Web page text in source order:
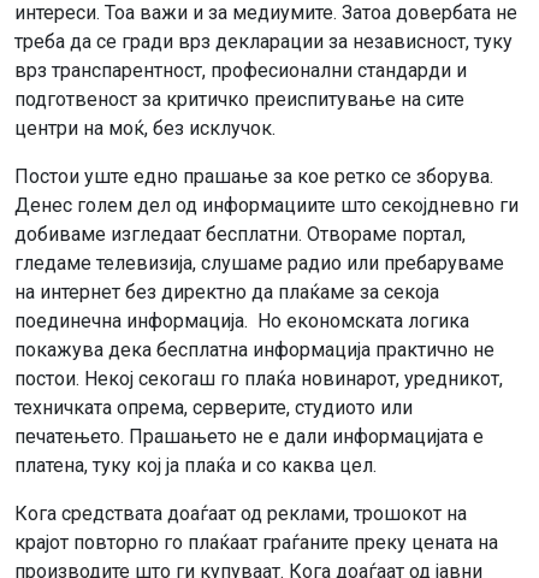
интереси. Тоа важи и за медиумите. Затоа довербата не
треба да се гради врз декларации за независност, туку
врз транспарентност, професионални стандарди и
подготвеност за критичко преиспитување на сите
центри на моќ, без исклучок.
Постои уште едно прашање за кое ретко се зборува.
Денес голем дел од информациите што секојдневно ги
добиваме изгледаат бесплатни. Отвораме портал,
гледаме телевизија, слушаме радио или пребаруваме
на интернет без директно да плаќаме за секоја
поединечна информација. Но економската логика
покажува дека бесплатна информација практично не
постои. Некој секогаш го плаќа новинарот, уредникот,
техничката опрема, серверите, студиото или
печатењето. Прашањето не е дали информацијата е
платена, туку кој ја плаќа и со каква цел.
Кога средствата доаѓаат од реклами, трошокот на
крајот повторно го плаќаат граѓаните преку цената на
производите што ги купуваат. Кога доаѓаат од јавни